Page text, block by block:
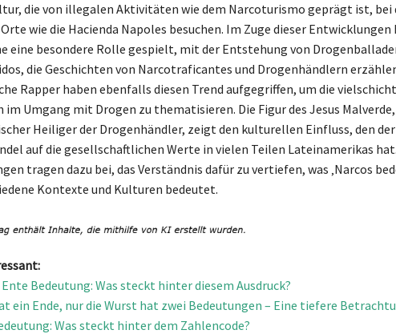
die von illegalen Aktivitäten wie dem Narcoturismo geprägt ist, bei
wie die Hacienda Napoles besuchen. Im Zuge dieser Entwicklungen
eine besondere Rolle gespielt, mit der Entstehung von
die Geschichten von Narcotraficantes und Drogenhändlern
Rapper haben ebenfalls diesen Trend aufgegriffen, um die
Umgang mit Drogen zu thematisieren. Die Figur des Jesus
Heiliger der Drogenhändler, zeigt den kulturellen Einfluss, den der
auf die gesellschaftlichen Werte in vielen Teilen Lateinamerikas
tragen dazu bei, das Verständnis dafür zu vertiefen, was ‚Narcos
Kontexte und Kulturen bedeutet.
Bedeutung: Was steckt hinter diesem Ausdruck?
ein Ende, nur die Wurst hat zwei Bedeutungen – Eine tiefere
Was steckt hinter dem Zahlencode?